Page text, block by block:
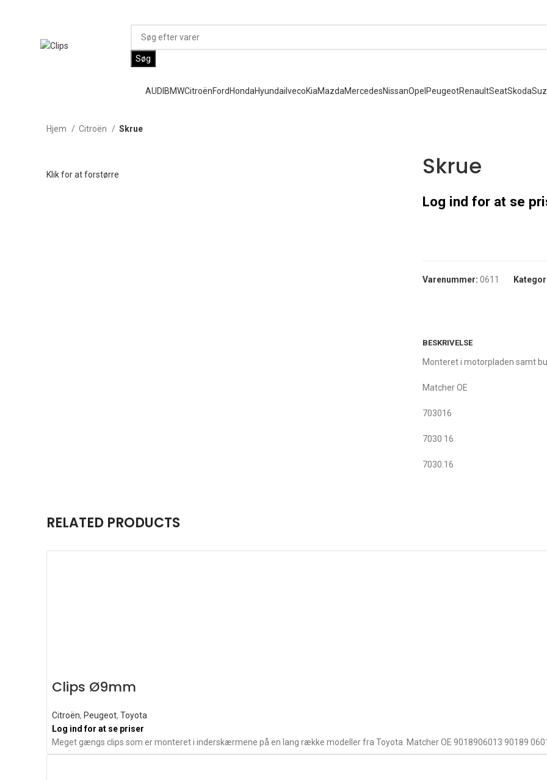
Søg
AUDI BMWCitroënFord HondaHyundai IvecoKiaMazdaMercedesNissanOpel PeugeotRenaultSeatSkoda
Hjem Citroën Skrue
Klik for at forstørre Skrue
Log ind for at se
Varenummer: 0611
BESKRIVELSE
Monteret i motorpladen samt
Matcher OE
703016
7030 16
7030.16
RELATED PRODUCTS
Clips Ø9mm
Citroën, Peugeot, Toyota
Log ind for at se priser
Meget gængs clips som er monteret i inderskærmene på en lang række modeller fra Toyota. Matcher OE 9018906013 90189